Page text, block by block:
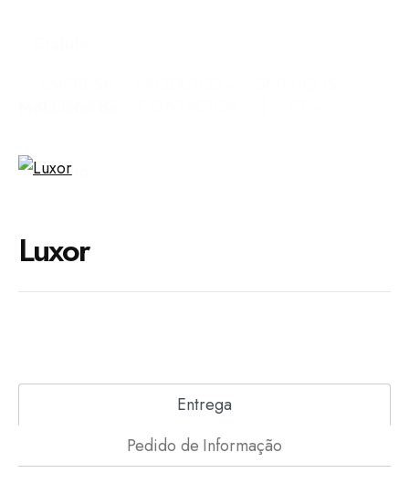
Luxor
Entrega
Pedido de Informação